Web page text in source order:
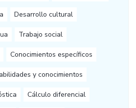
Desarrollo cultural
Trabajo social
Conocimientos específicos
y conocimientos
Cálculo diferencial